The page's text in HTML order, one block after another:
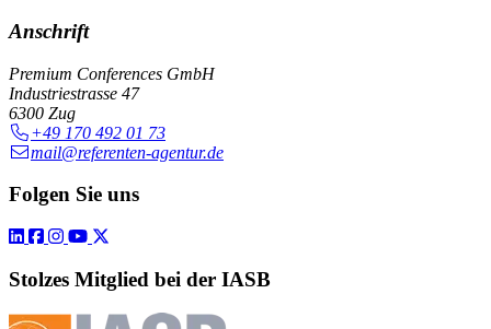
Anschrift
Premium Conferences GmbH
Industriestrasse 47
6300 Zug
+49 170 492 01 73
mail@referenten-agentur.de
Folgen Sie uns
Stolzes Mitglied bei der IASB